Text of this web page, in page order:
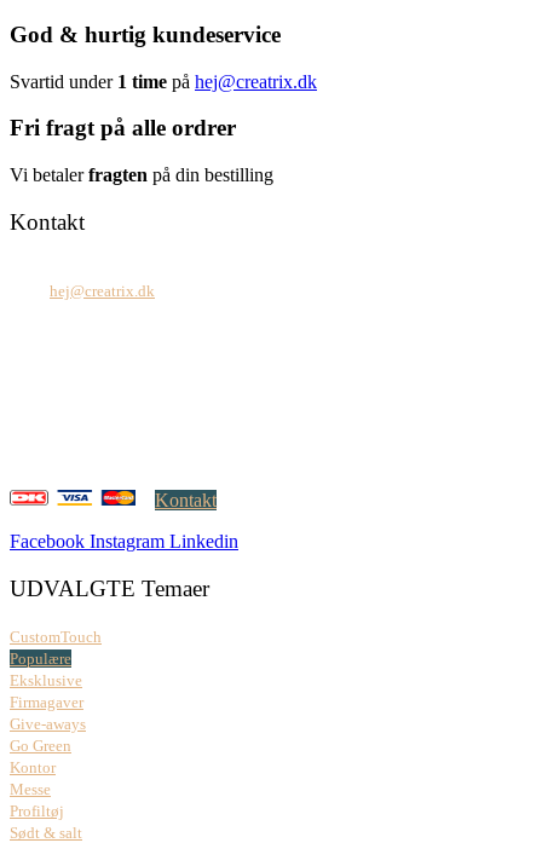
God & hurtig kundeservice
Svartid under 1 time på hej@creatrix.dk
Fri fragt på alle ordrer
Vi betalerfragten på din bestilling
Kontakt
hej@creatrix.dk
Kontakt
Facebook Instagram Linkedin
UDVALGTE Temaer
CustomTouch
Populære
Eksklusive
Firmagaver
Give-aways
Go Green
Kontor
Messe
Profiltøj
Sødt & salt